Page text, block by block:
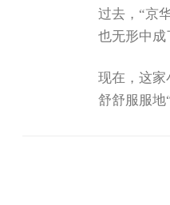
过去，“京
也无形中成
现在，这家
舒舒服服地